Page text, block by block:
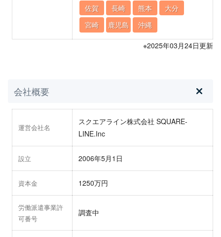
佐賀
長崎 熊本
大分
宮崎
鹿児島 沖縄
※2025年03月24日更新
会社概要
運営会社名
スクエアライン株式会社 SQUARE-
LINE.Inc
設立 2006年5月1日
資本金 1250万円
労働派遣事業許
可番号
調査中